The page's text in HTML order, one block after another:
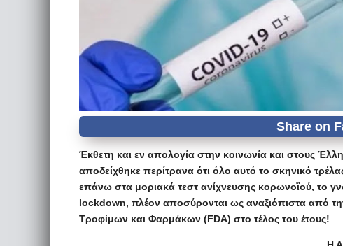
Έκθετη και εν απολογία στην κοινωνία και στους
αποδείχθηκε περίτρανα ότι όλο αυτό το σκηνικό
επάνω στα μοριακά τεστ ανίχνευσης κορωνοΐού, το
lockdown, πλέον αποσύρονται ως αναξιόπιστα από
Τροφίμων και Φαρμάκων (FDA) στο τέλος του έτους!